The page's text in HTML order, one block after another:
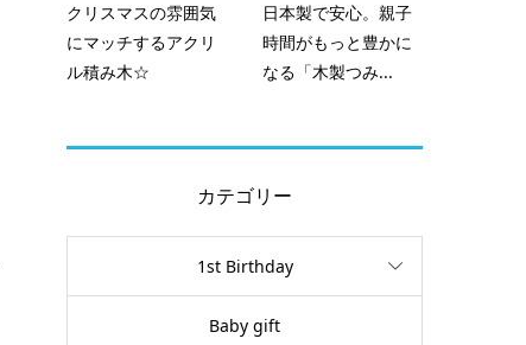
クリスマスの雰囲気
にマッチするアクリ
ル積み木☆
日本製で安心。親子
時間がもっと豊かに
なる「木製つみ...
カテゴリー
1st Birthday
Baby gift